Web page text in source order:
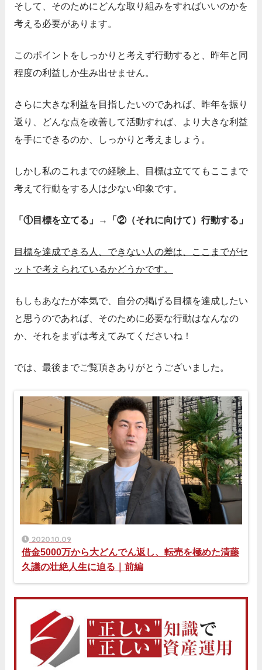
そして、そのためにどんな取り組みをすればいいのかを
考える必要があります。
このポイントをしっかりと考えず行動すると、昨年と同
程度の利益しか生み出せません。
さらに大きな利益を目指したいのであれば、昨年を振り
返り、どんな点を改善して活動すれば、より大きな利益
を手にできるのか、しっかりと考えましょう。
しかし私のこれまでの経験上、目標は立ててもここまで
考えて行動をする人は少ない印象です。
「①目標を立てる」→「②（それに向けて）行動する」
目標を達成できる人、できない人の差は、ここまでがセ
ットで考えられているかどうかです。
もしもあなたが本気で、自分の掲げる目標を達成したい
と思うのであれば、そのために必要な行動はなんなの
か、それをまずは考えてみてくださいね！
では、最後までご覧頂きありがとうございました。
2020.10.09
借金5000万から大どんでん返し、転売を極めた清藤
久議の壮絶人生に迫る｜前編